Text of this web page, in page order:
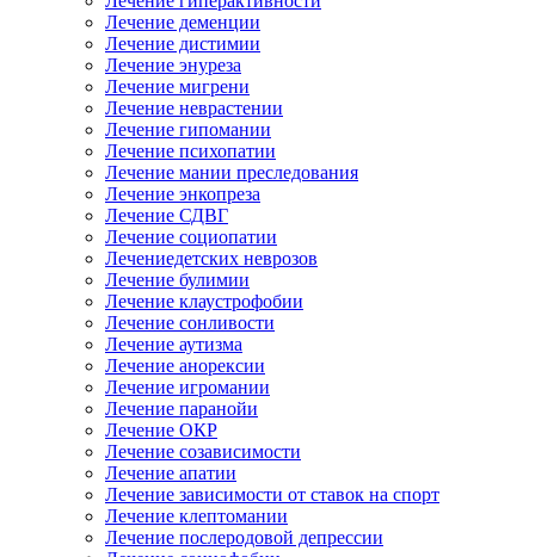
Лечение деменции
Лечение дистимии
Лечение энуреза
Лечение мигрени
Лечение неврастении
Лечение гипомании
Лечение психопатии
Лечение мании преследования
Лечение энкопреза
Лечение СДВГ
Лечение социопатии
Лечениедетских неврозов
Лечение булимии
Лечение клаустрофобии
Лечение сонливости
Лечение аутизма
Лечение анорексии
Лечение игромании
Лечение паранойи
Лечение ОКР
Лечение созависимости
Лечение апатии
Лечение зависимости от ставок на спорт
Лечение клептомании
Лечение послеродовой депрессии